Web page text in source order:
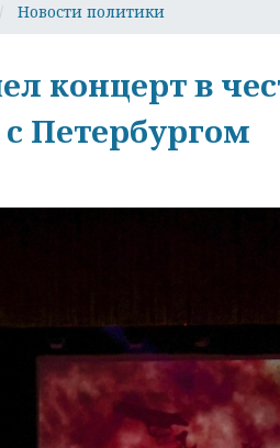
Новости политики
концерт в
Петербургом